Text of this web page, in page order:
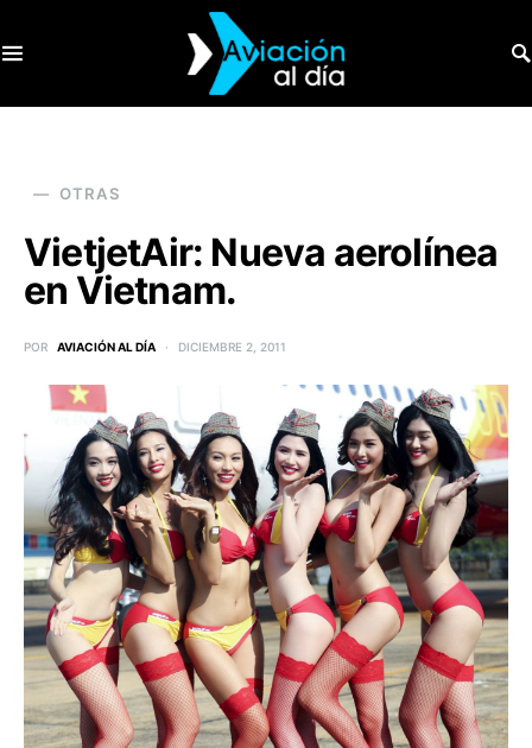
OTRAS
VietjetAir: Nueva aerolínea
en Vietnam.
POR AVIACIÓN AL DÍA DICIEMBRE 2, 2011